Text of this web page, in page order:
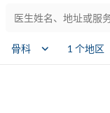
Keyword
骨科 1 个地区